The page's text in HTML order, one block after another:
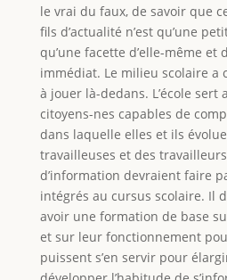
le vrai du faux, de savoir que
fils d’actualité n’est qu’une
qu’une facette d’elle-même
immédiat. Le milieu scolaire a
à jouer là-dedans. L’école sert
citoyens-nes capables de
dans laquelle elles et ils
travailleuses et des
d’information devraient faire
intégrés au cursus scolaire. Il
avoir une formation de base
et sur leur fonctionnement
puissent s’en servir pour